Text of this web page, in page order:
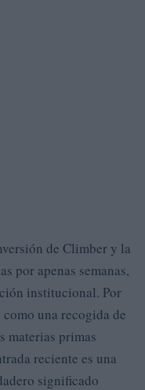
de Climber y la
por apenas semanas,
institucional. Por
una recogida de
materias primas
reciente es una
significado